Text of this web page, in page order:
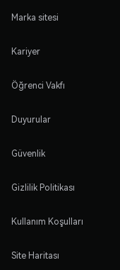
Marka sitesi
Kariyer
Öğrenci Vakfı
Duyurular
Güvenlik
Gizlilik Politikası
Kullanım Koşulları
Site Haritası